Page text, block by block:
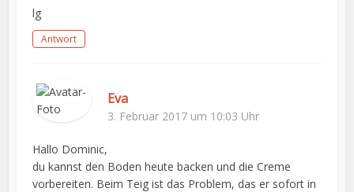
lg
Antwort
Eva
3. Februar 2017 um 10:03 Uhr
Hallo Dominic,
du kannst den Boden heute backen und die Creme
vorbereiten. Beim Teig ist das Problem, das er sofort in